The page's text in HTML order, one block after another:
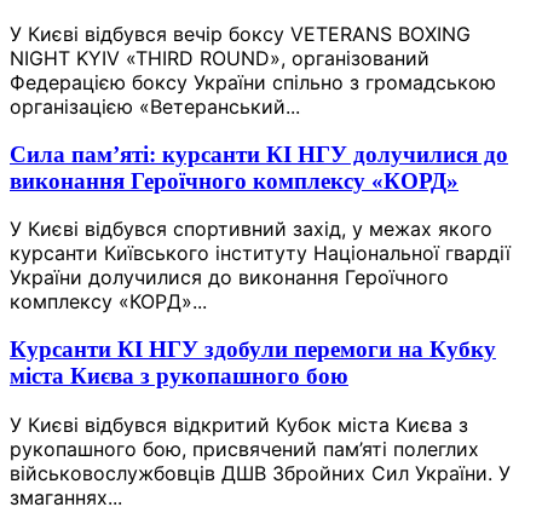
У Києві відбувся вечір боксу VETERANS BOXING
NIGHT KYIV «THIRD ROUND», організований
Федерацією боксу України спільно з громадською
організацією «Ветеранський...
Сила пам’яті: курсанти КІ НГУ долучилися до
виконання Героїчного комплексу «КОРД»
У Києві відбувся спортивний захід, у межах якого
курсанти Київського інституту Національної гвардії
України долучилися до виконання Героїчного
комплексу «КОРД»...
Курсанти КІ НГУ здобули перемоги на Кубку
міста Києва з рукопашного бою
У Києві відбувся відкритий Кубок міста Києва з
рукопашного бою, присвячений пам’яті полеглих
військовослужбовців ДШВ Збройних Сил України. У
змаганнях...